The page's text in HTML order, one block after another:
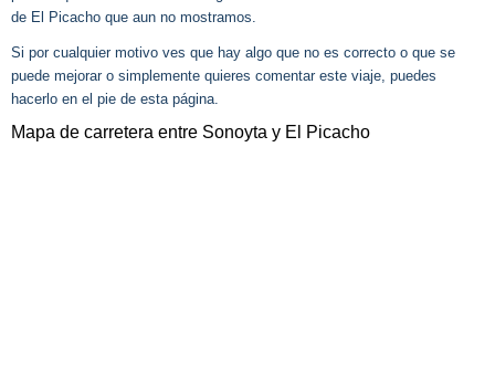
de El Picacho que aun no mostramos.
Si por cualquier motivo ves que hay algo que no es correcto o que se
puede mejorar o simplemente quieres comentar este viaje, puedes
hacerlo en el pie de esta página.
Mapa de carretera entre Sonoyta y El Picacho